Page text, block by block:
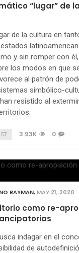
“lugar” de
de la cultura en
y sin romper con
los modos en que
al patrón de
simbólico-
resistido al
57 3.93K 0
RAYMAN, MAY 21, 2020
como re-
indagar en el
de